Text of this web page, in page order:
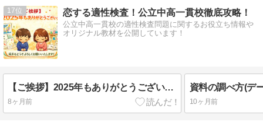
17 恋する適性検査！公立中高一貫校徹底攻略！
公立中高一貫校の適性検査問題に関するお役立ち情報や
オリジナル教材を公開しています！
【ご挨拶】2025年もありがとうございました
8ヶ月前 10ヶ月前